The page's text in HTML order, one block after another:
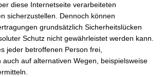
der bisherigen Betreuungsaktivitäten
diese Internetseite verarbeiteten
sicherzustellen. Dennoch können
grundsätzlich Sicherheitslücken
Schutz nicht gewährleistet werden kann.
jeder betroffenen Person frei,
auf alternativen Wegen, beispielsweise